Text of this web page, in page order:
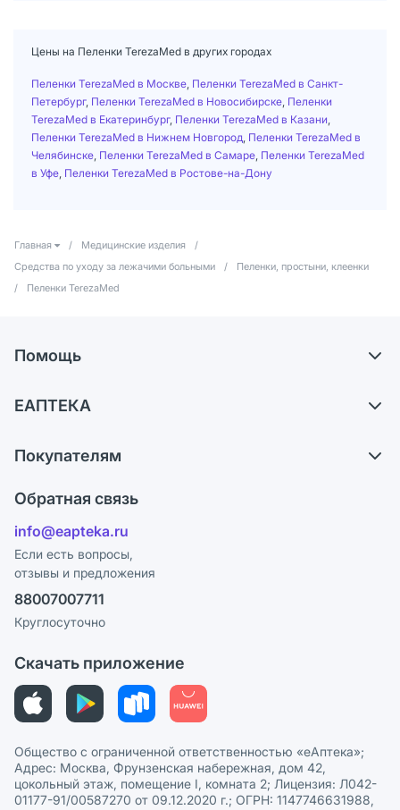
Цены на Пеленки TerezaMed в других городах
Пеленки TerezaMed в Москве Пеленки TerezaMed в Санкт-
Петербург, Пеленки TerezaMed в Новосибирске Пеленки
TerezaMed в Екатеринбург, Пеленки TerezaMed в Казани
Пеленки TerezaMed в Нижнем Новгород Пеленки TerezaMed в
Челябинске Пеленки TerezaMed в Самаре Пеленки TerezaMed
в Уфе Пеленки TerezaMed в Ростове-на-Дону
Главная / Медицинские изделия
/
Средства по уходу за лежачими больными
/
Пеленки, простыни, клеенки
/
Пеленки TerezaMed
Помощь
Самовывоз из аптек
Ответы на вопросы
Блог
ЕАПТЕКА
Карьера
Поставщики
Лицензия
Реклама на сайте
Ваши товары на ЕАПТЕКЕ
Покупателям
Программа СберСпасибо
Политика конфиденциальности
Пользовательское соглашение
Политика рекомендаций
Этика и соответствие
Политика в отношении обработки персональных данных
Обратная связь
info@eapteka.ru
Если есть вопросы,
отзывы и предложения
88007007711
Круглосуточно
Скачать приложение
Общество с ограниченной ответственностью «еАптека»;
Адрес: Москва, Фрунзенская набережная, дом 42,
цокольный этаж, помещение I, комната 2; Лицензия: Л042-
01177-91/00587270 от 09.12.2020 г.; ОГРН: 1147746631988,